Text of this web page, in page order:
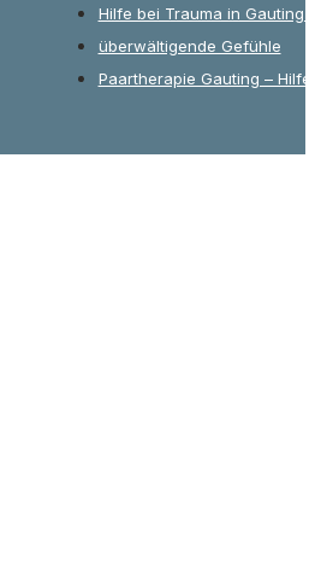
Hilfe bei Trauma in Gauting
überwältigende Gefühle
Paartherapie Gauting –